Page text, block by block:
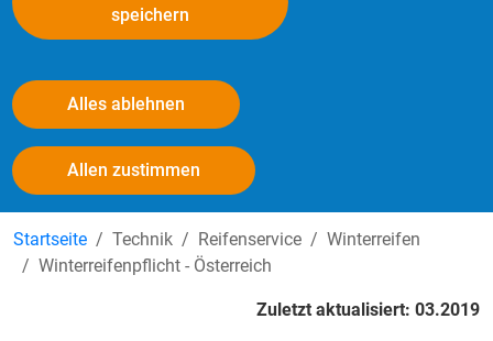
speichern
Alles ablehnen
Allen zustimmen
Winterreifenpflicht - Österreich
Startseite Technik Reifenservice
Winterreifen
Winterreifenpflicht - Österreich
Zuletzt aktualisiert: 03.2019